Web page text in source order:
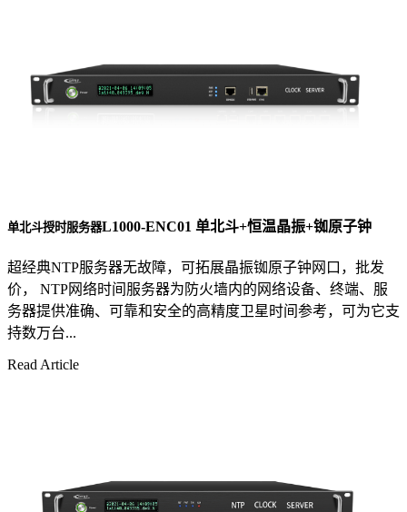
单北斗授时服务器L1000-ENC01 单北斗+恒温晶振+铷原子钟
超经典NTP服务器无故障，可拓展晶振铷原子钟网口，批发
价， NTP网络时间服务器为防火墙内的网络设备、终端、服
务器提供准确、可靠和安全的高精度卫星时间参考，可为它支
持数万台...
Read Article